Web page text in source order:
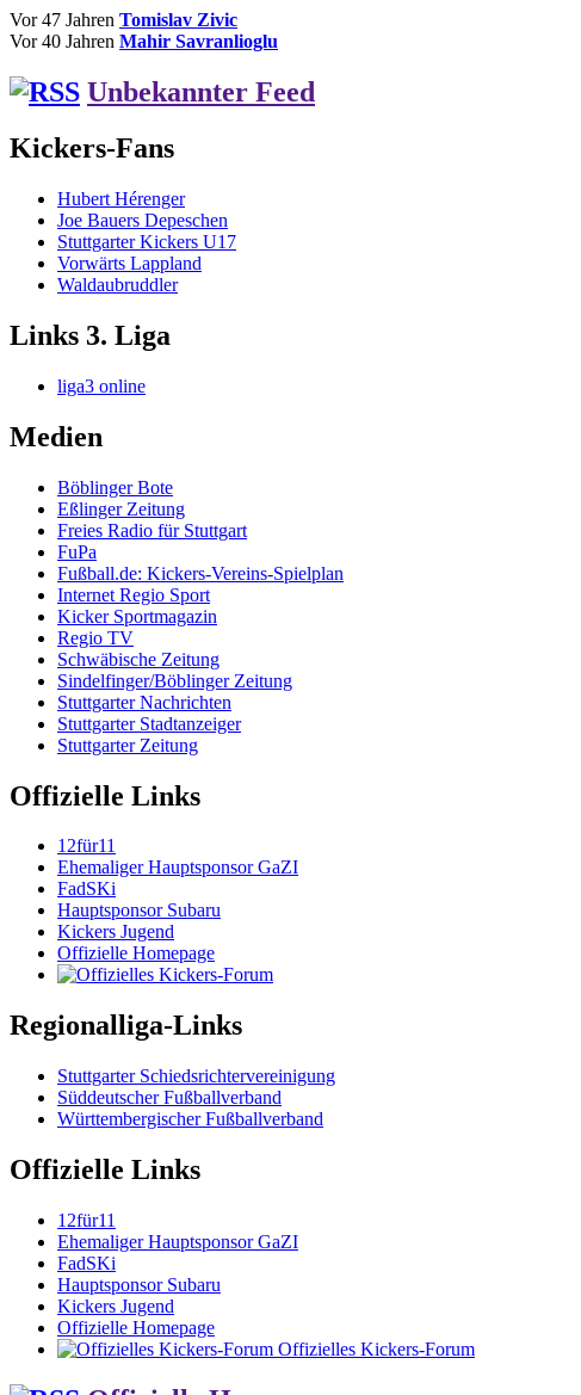
Vor 47 Jahren Tomislav Zivic
Vor 40 Jahren Mahir Savranlioglu
Unbekannter Feed
Kickers-Fans
Hubert Hérenger
Joe Bauers Depeschen
Stuttgarter Kickers U17
Vorwärts Lappland
Waldaubruddler
Links 3. Liga
liga3 online
Medien
Böblinger Bote
Eßlinger Zeitung
Freies Radio für Stuttgart
FuPa
Fußball.de: Kickers-Vereins-Spielplan
Internet Regio Sport
Kicker Sportmagazin
Regio TV
Schwäbische Zeitung
Sindelfinger/Böblinger Zeitung
Stuttgarter Nachrichten
Stuttgarter Stadtanzeiger
Stuttgarter Zeitung
Offizielle Links
12für11
Ehemaliger Hauptsponsor GaZI
FadSKi
Hauptsponsor Subaru
Kickers Jugend
Offizielle Homepage
Regionalliga-Links
Stuttgarter Schiedsrichtervereinigung
Süddeutscher Fußballverband
Württembergischer Fußballverband
Offizielle Links
12für11
Ehemaliger Hauptsponsor GaZI
FadSKi
Hauptsponsor Subaru
Kickers Jugend
Offizielle Homepage
Offizielles Kickers-Forum